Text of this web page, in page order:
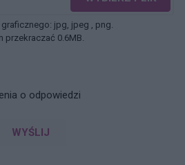
jpg, jpeg , png.
przekraczać 0.6MB.
o odpowiedzi
WYŚLIJ